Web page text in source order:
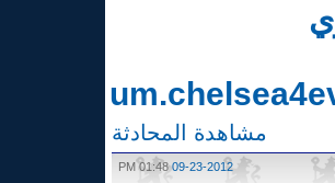
http://
مشاهدة المحادثة
09-23-2012
01:48 PM